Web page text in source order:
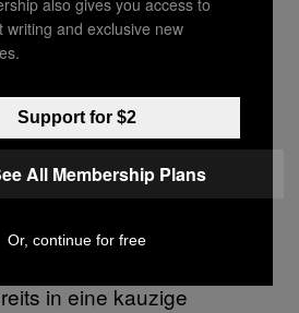
fühle ich mich zwar
immer nüchtern
eine Boeing 747 in
können. Schade.
Sauce
meines Experiments
in eine kauzige
writing and exclusive new
Support for $2
All Membership Plans
Or, continue for free